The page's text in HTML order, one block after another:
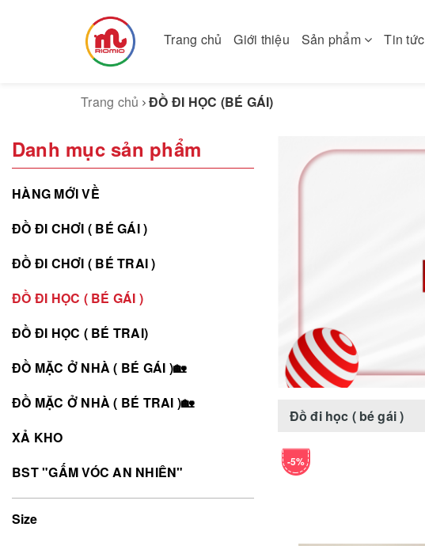
Trang chủ Giới thiệu Sản phẩm Tin tức
Trang chủ ĐỒ ĐI HỌC (BÉ GÁI)
Đồ đi học ( bé gái )
-5%
Danh mục sản phẩm
HÀNG MỚI VỀ
ĐỒ ĐI CHƠI ( BÉ GÁI )
ĐỒ ĐI CHƠI ( BÉ TRAI )
ĐỒ ĐI HỌC ( BÉ GÁI )
ĐỒ ĐI HỌC ( BÉ TRAI)
ĐỒ MẶC Ở NHÀ ( BÉ GÁI )🏡
ĐỒ MẶC Ở NHÀ ( BÉ TRAI )🏡
XẢ KHO
BST "GẤM VÓC AN NHIÊN"
Size